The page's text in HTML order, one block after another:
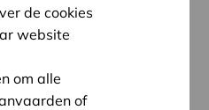
de cookies
website
om alle
of